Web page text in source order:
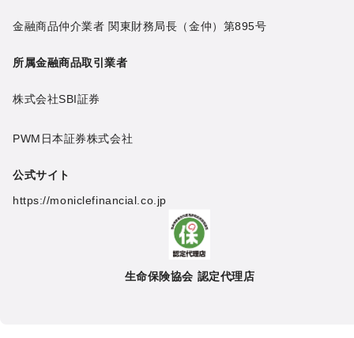
金融商品仲介業者 関東財務局長（金仲）第895号
所属金融商品取引業者
株式会社SBI証券
PWM日本証券株式会社
公式サイト
https://moniclefinancial.co.jp
生命保険協会 認定代理店